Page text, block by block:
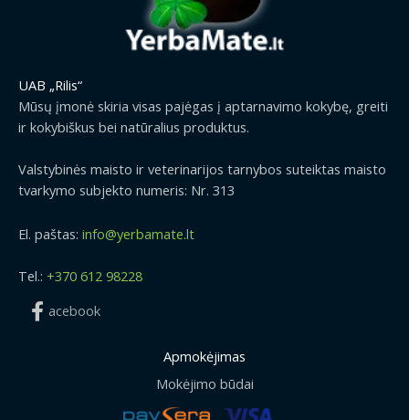
UAB „Rilis“
Mūsų įmonė skiria visas pajėgas į aptarnavimo kokybę, greiti
ir kokybiškus bei natūralius produktus.
Valstybinės maisto ir veterinarijos tarnybos suteiktas maisto
tvarkymo subjekto numeris: Nr. 313
El. paštas: info@yerbamate.lt
Tel.: +370 612 98228
acebook
Apmokėjimas
Mokėjimo būdai